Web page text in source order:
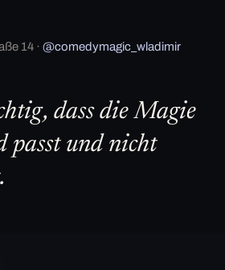
14 · @comedymagic_wladimir
dass die Magie
passt und nicht